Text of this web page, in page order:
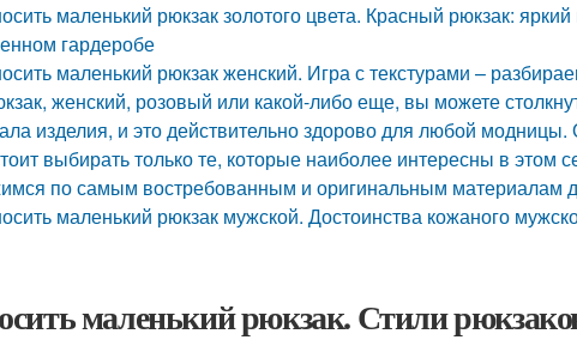
маленький рюкзак золотого цвета. Красный рюкзак:
гардеробе
маленький рюкзак женский. Игра с текстурами –
женский, розовый или какой-либо еще, вы можете
изделия, и это действительно здорово для любой
выбирать только те, которые наиболее интересны в этом
по самым востребованным и оригинальным материалам
маленький рюкзак мужской. Достоинства кожаного
маленький рюкзак. Стили